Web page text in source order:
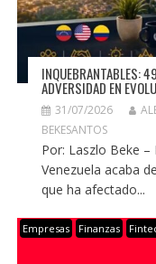
INQUEBRANTABLES:
ADVERSIDAD EN
31/07/2026
BEKESANTOS
Por: Laszlo Beke
Venezuela acaba
que ha afectado...
Empresas Finanzas